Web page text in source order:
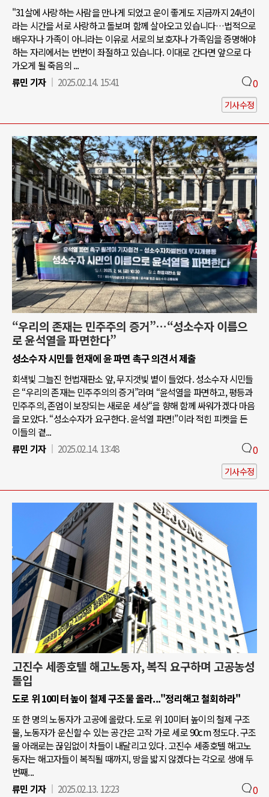
"31살에 사랑하는 사람을 만나게 되었고 운이 좋게도 지금까지 24년이
라는 시간을 서로 사랑하고 돌보며 함께 살아오고 있습니다…법적으로
배우자나 가족이 아니라는 이유로 서로의 보호자나 가족임을 증명해야
하는 자리에서는 번번이 좌절하고 있습니다. 이대로 간다면 앞으로 다
가오게 될 죽음의 ...
류민 기자
2025.02.14. 15:41 0
기사수정
“우리의 존재는 민주주의 증거”…“성소수자 이름으
로 윤석열을 파면한다”
성소수자 시민들 헌재에 윤 파면 촉구 의견서 제출
회색빛 그늘진 헌법재판소 앞, 무지갯빛 볕이 들었다. 성소수자 시민들
은 “우리의 존재는 민주주의의 증거”라며 “윤석열을 파면하고, 평등과
민주주의, 존엄이 보장되는 새로운 세상“을 향해 함께 싸워가겠다 마음
을 모았다. “성소수자가 요구한다. 윤석열 파면!”이라 적힌 피켓을 든
이들의 곁...
류민 기자
2025.02.14. 13:48 0
기사수정
고진수 세종호텔 해고노동자, 복직 요구하며 고공농성
돌입
도로 위 10미터 높이 철제 구조물 올라..."정리해고 철회하라"
또 한 명의 노동자가 고공에 올랐다. 도로 위 10미터 높이의 철제 구조
물, 노동자가 운신할 수 있는 공간은 고작 가로 세로 90cm 정도다. 구조
물 아래로는 끊임없이 차들이 내달리고 있다. 고진수 세종호텔 해고노
동자는 해고자들이 복직될 때까지, 땅을 밟지 않겠다는 각오로 생애 두
번째...
류민 기자
2025.02.13. 12:23 0